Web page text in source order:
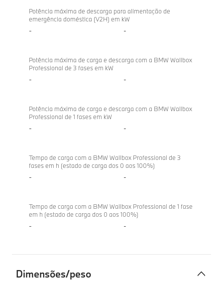
Potência máxima de descarga para alimentação de
emergência doméstica (V2H) em kW
- -
Potência máxima de carga e descarga com a BMW Wallbox
Professional de 3 fases em kW
- -
Potência máxima de carga e descarga com a BMW Wallbox
Professional de 1 fases em kW
- -
Tempo de carga com a BMW Wallbox Professional de 3
fases em h (estado de carga dos 0 aos 100%)
- -
Tempo de carga com a BMW Wallbox Professional de 1 fase
em h (estado de carga dos 0 aos 100%)
- -
Dimensões/peso